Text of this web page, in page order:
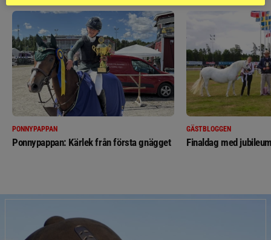
PONNYPAPPAN
Ponnypappan: Kärlek från första gnägget
GÄSTBLOGGEN
Finaldag med